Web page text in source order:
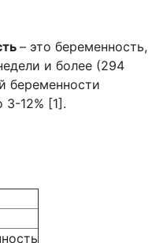
– это беременность,
и более (294
беременности
3-12% [1].